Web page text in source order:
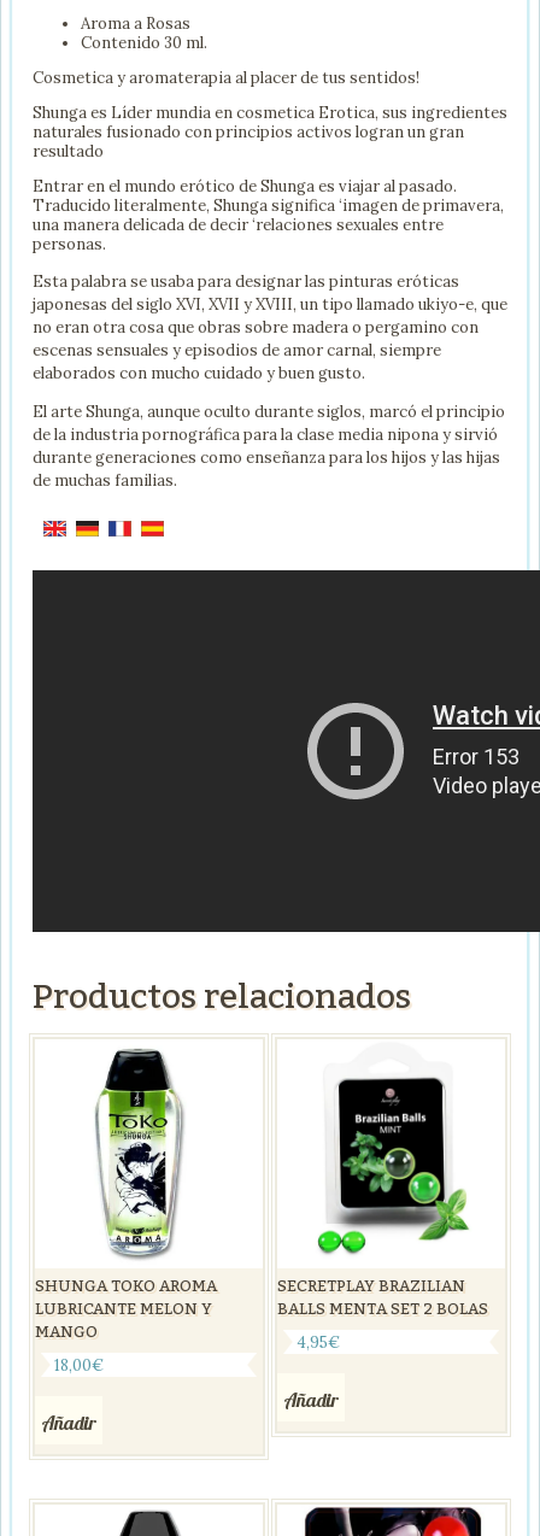
Aroma a Rosas
Contenido 30 ml.
Cosmetica y aromaterapia al placer de tus sentidos!
Shunga es Líder mundia en cosmetica Erotica, sus ingredientes
naturales fusionado con principios activos logran un gran
resultado
Entrar en el mundo erótico de Shunga es viajar al pasado.
Traducido literalmente, Shunga significa ‘imagen de primavera,
una manera delicada de decir ‘relaciones sexuales entre
personas.
Esta palabra se usaba para designar las pinturas eróticas
japonesas del siglo XVI, XVII y XVIII, un tipo llamado ukiyo-e, que
no eran otra cosa que obras sobre madera o pergamino con
escenas sensuales y episodios de amor carnal, siempre
elaborados con mucho cuidado y buen gusto.
El arte Shunga, aunque oculto durante siglos, marcó el principio
de la industria pornográfica para la clase media nipona y sirvió
durante generaciones como enseñanza para los hijos y las hijas
de muchas familias.
Productos relacionados
SHUNGA TOKO AROMA
LUBRICANTE MELON Y
MANGO
18,00€
Añadir
SECRETPLAY BRAZILIAN
BALLS MENTA SET 2 BOLAS
4,95€
Añadir